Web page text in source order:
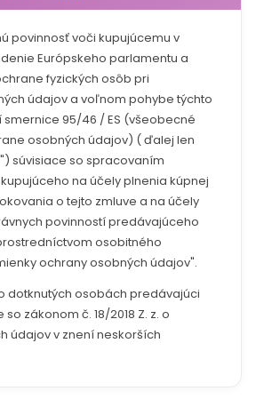
povinnosť voči kupujúcemu v
Európskeho parlamentu a
fyzických osôb pri
údajov a voľnom pohybe týchto
95/46 / ES (všeobecné
osobných údajov) ( ďalej len
súvisiace so spracovaním
na účely plnenia kúpnej
o tejto zmluve a na účely
povinností predávajúceho
osobitného
ochrany osobných údajov".
dotknutých osobách predávajúci
zákonom č. 18/2018 Z. z. o
údajov v znení neskorších